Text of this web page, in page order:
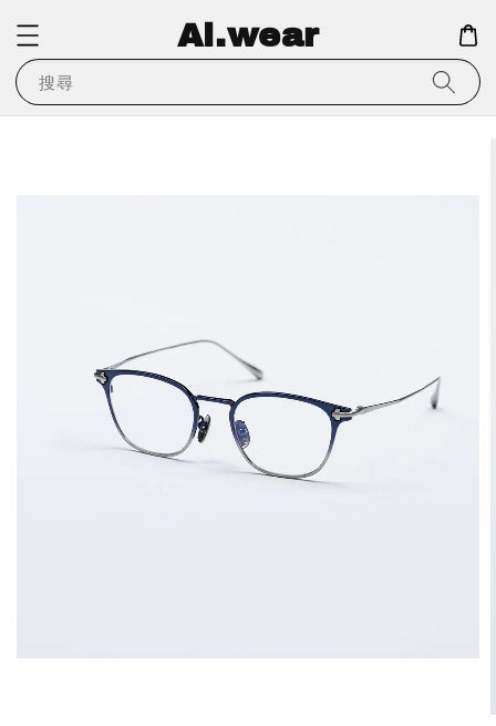
Ai.wear
搜尋